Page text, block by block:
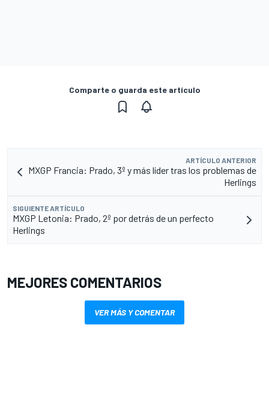
Comparte o guarda este artículo
ARTÍCULO ANTERIOR
MXGP Francia: Prado, 3º y más líder tras los problemas de
Herlings
SIGUIENTE ARTÍCULO
MXGP Letonia: Prado, 2º por detrás de un perfecto
Herlings
MEJORES COMENTARIOS
VER MÁS Y COMENTAR